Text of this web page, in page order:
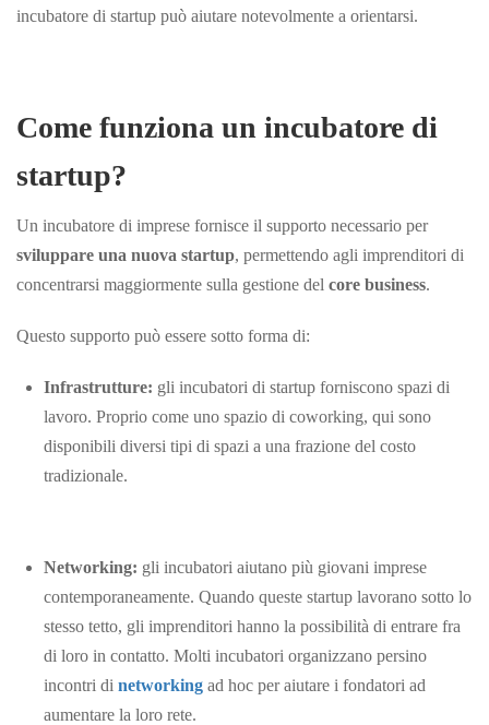
incubatore di startup può aiutare notevolmente a orientarsi.
Come funziona un incubatore di
startup?
Un incubatore di imprese fornisce il supporto necessario per
sviluppare una nuova startup, permettendo agli imprenditori di
concentrarsi maggiormente sulla gestione del core business.
Questo supporto può essere sotto forma di:
Infrastrutture: gli incubatori di startup forniscono spazi di
lavoro. Proprio come uno spazio di coworking, qui sono
disponibili diversi tipi di spazi a una frazione del costo
tradizionale.
Networking: gli incubatori aiutano più giovani imprese
contemporaneamente. Quando queste startup lavorano sotto lo
stesso tetto, gli imprenditori hanno la possibilità di entrare fra
di loro in contatto. Molti incubatori organizzano persino
incontri di networking ad hoc per aiutare i fondatori ad
aumentare la loro rete.